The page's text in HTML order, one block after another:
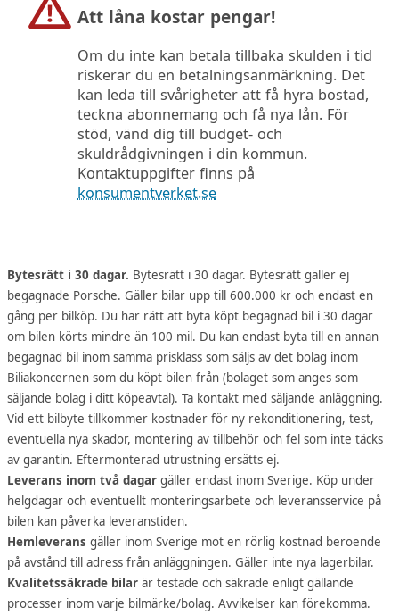
Att låna kostar pengar!
Om du inte kan betala tillbaka skulden i tid
riskerar du en betalningsanmärkning. Det
kan leda till svårigheter att få hyra bostad,
teckna abonnemang och få nya lån. För
stöd, vänd dig till budget- och
skuldrådgivningen i din kommun.
Kontaktuppgifter finns på
konsumentverket.se
Bytesrätt i 30 dagar. Bytesrätt i 30 dagar. Bytesrätt gäller ej
begagnade Porsche. Gäller bilar upp till 600.000 kr och endast en
gång per bilköp. Du har rätt att byta köpt begagnad bil i 30 dagar
om bilen körts mindre än 100 mil. Du kan endast byta till en annan
begagnad bil inom samma prisklass som säljs av det bolag inom
Biliakoncernen som du köpt bilen från (bolaget som anges som
säljande bolag i ditt köpeavtal). Ta kontakt med säljande anläggning.
Vid ett bilbyte tillkommer kostnader för ny rekonditionering, test,
eventuella nya skador, montering av tillbehör och fel som inte täcks
av garantin. Eftermonterad utrustning ersätts ej.
Leverans inom två dagar gäller endast inom Sverige. Köp under
helgdagar och eventuellt monteringsarbete och leveransservice på
bilen kan påverka leveranstiden.
Hemleverans gäller inom Sverige mot en rörlig kostnad beroende
på avstånd till adress från anläggningen. Gäller inte nya lagerbilar.
Kvalitetssäkrade bilar är testade och säkrade enligt gällande
processer inom varje bilmärke/bolag. Avvikelser kan förekomma.